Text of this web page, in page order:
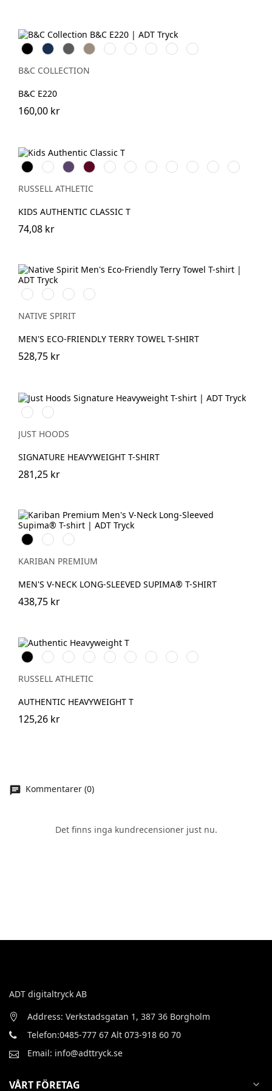
BlackNavy Dark
Grey
KhakiMasticAmalfi
Teal
OffwhiteOrchid
Pink
Lake
Blue
B&C COLLECTION
B&C E220
160,00 kr
BlackWhitePurpleBurgundy
French
Navy
Bright
Royal
Bottle
Green
Classic
Red
Bright
Red
YellowSky
RUSSELL ATHLETIC
KIDS AUTHENTIC CLASSIC T
74,08 kr
Ivory Navy
Blue
Mineral
Grey
Almond
Green
NATIVE SPIRIT
MEN'S ECO-FRIENDLY TERRY TOWEL T-SHIRT
528,75 kr
WhiteDeep
Black
JUST HOODS
SIGNATURE HEAVYWEIGHT T-SHIRT
281,25 kr
Svart Vit
Deep
Navy
KARIBAN PREMIUM
MEN'S V-NECK LONG-SLEEVED SUPIMA® T-SHIRT
438,75 kr
BlackWhiteFrench
Navy
Bright
Royal
Classic
Red
Tan
Convoy
Grey
Sport
Heather
Petrol
Blue
RUSSELL ATHLETIC
AUTHENTIC HEAVYWEIGHT T
125,26 kr
Kommentarer (0)
Det finns inga kundrecensioner just nu.
ADT digitaltryck AB
Address: Verkstadsgatan 1, 387 36 Borgholm
Telefon:0485-777 67 Alt 073-918 60 70
Email: info@adttryck.se
VÅRT FÖRETAG expand_more